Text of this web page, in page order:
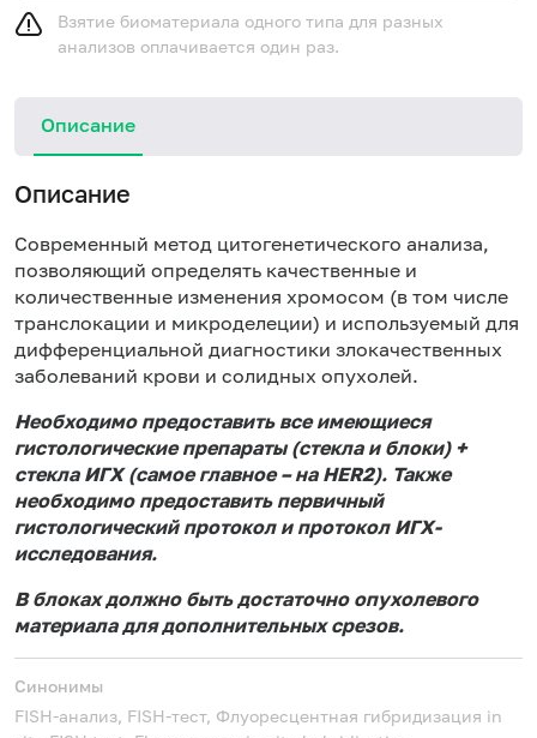
Взятие биоматериала одного типа для разных
анализов оплачивается один раз.
Описание
Описание
Современный метод цитогенетического анализа,
позволяющий определять качественные и
количественные изменения хромосом (в том числе
транслокации и микроделеции) и используемый для
дифференциальной диагностики злокачественных
заболеваний крови и солидных опухолей.
Необходимо предоставить все имеющиеся
гистологические препараты (стекла и блоки) +
стекла ИГХ (самое главное – на HER2). Также
необходимо предоставить первичный
гистологический протокол и протокол ИГХ-
исследования.
В блоках должно быть достаточно опухолевого
материала для дополнительных срезов.
Синонимы
FISH-анализ, FISH-тест, Флуоресцентная гибридизация in